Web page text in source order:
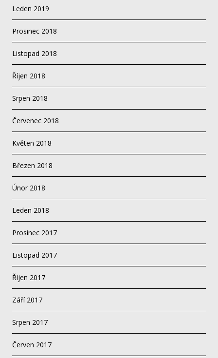
Leden 2019
Prosinec 2018
Listopad 2018
Říjen 2018
Srpen 2018
Červenec 2018
Květen 2018
Březen 2018
Únor 2018
Leden 2018
Prosinec 2017
Listopad 2017
Říjen 2017
Září 2017
Srpen 2017
Červen 2017